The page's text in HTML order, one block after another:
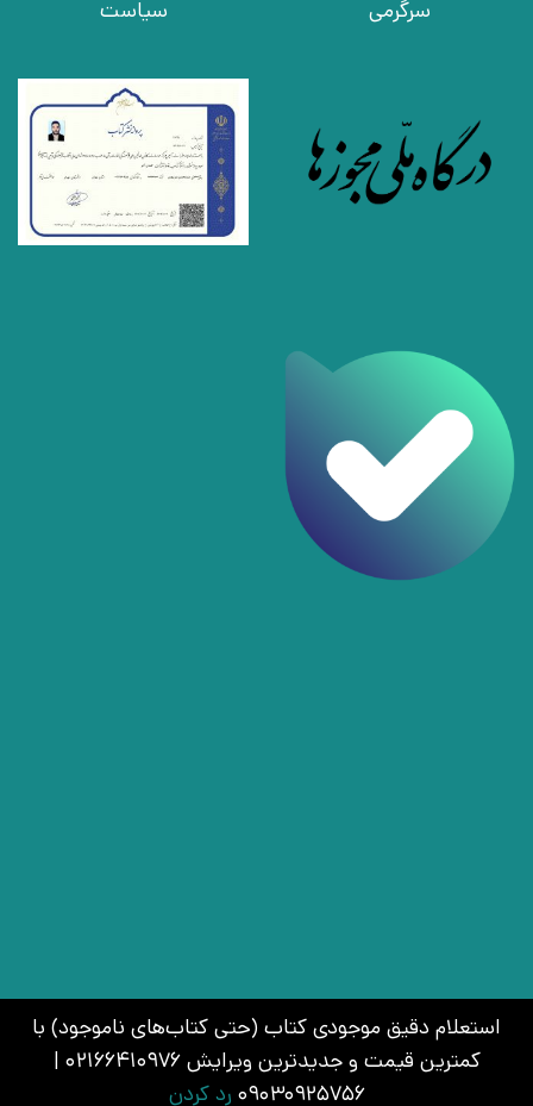
استعلام دقیق موجودی کتاب (حتی کتاب‌های ناموجود) با
کمترین قیمت و جدیدترین ویرایش 02166410976 |
09030925756 رد کردن
سرگرمی
سیاست